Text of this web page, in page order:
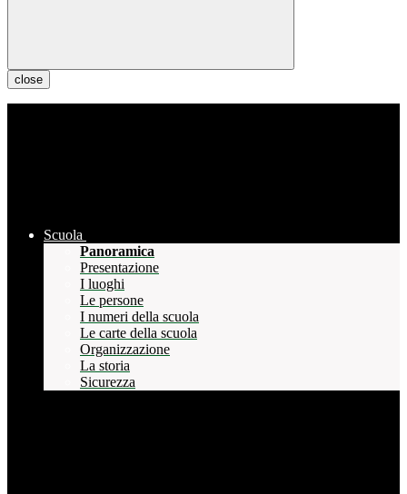
close
Scuola
Panoramica
Presentazione
I luoghi
Le persone
I numeri della scuola
Le carte della scuola
Organizzazione
La storia
Sicurezza